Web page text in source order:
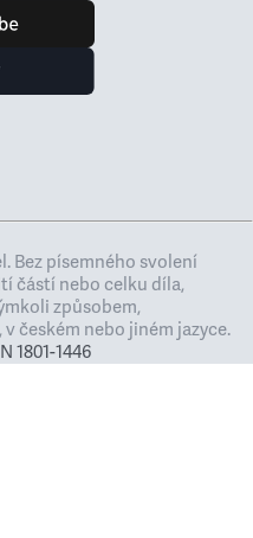
Bez písemného svolení
částí nebo celku díla,
způsobem,
českém nebo jiném jazyce.
1801-1446